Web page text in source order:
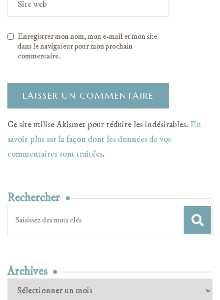
Enregistrer mon nom, mon e-mail et mon site
dans le navigateur pour mon prochain
commentaire.
Ce site utilise Akismet pour réduire les indésirables. En
savoir plus sur la façon dont les données de vos
commentaires sont traitées.
Rechercher
Archives
Archives